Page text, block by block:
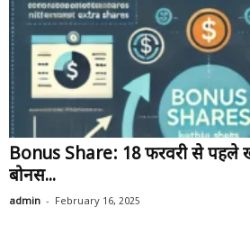
Bonus Share: 18 फरवरी से पहले
बोनस...
admin - February 16, 2025